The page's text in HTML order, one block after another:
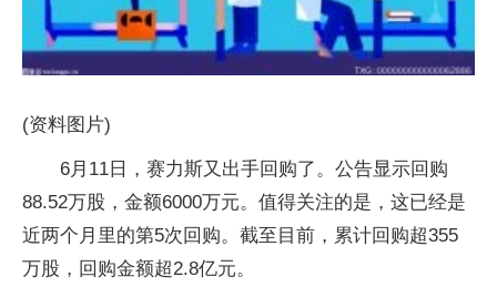
(资料图片)
6月11日，赛力斯又出手回购了。公告显示回购
88.52万股，金额6000万元。值得关注的是，这已经是
近两个月里的第5次回购。截至目前，累计回购超355
万股，回购金额超2.8亿元。